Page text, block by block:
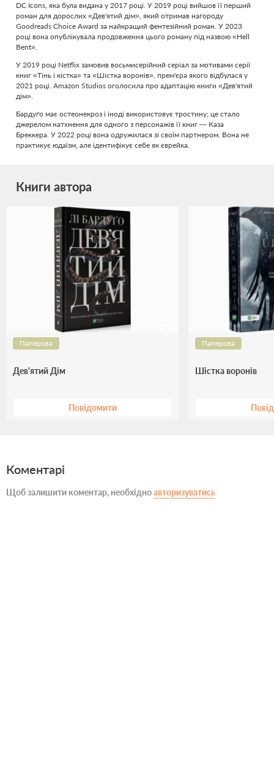
DC Icons, яка була видана у 2017 році. У 2019 році вийшов її перший
роман для дорослих «Дев'ятий дім», який отримав нагороду
Goodreads Choice Award за найкращий фентезійний роман. У 2023
році вона опублікувала продовження цього роману під назвою «Hell
Bent».
У 2019 році Netflix замовив восьмисерійний серіал за мотивами серії
книг «Тінь і кістка» та «Шістка воронів», прем'єра якого відбулася у
2021 році. Amazon Studios оголосила про адаптацію книги «Дев'ятий
дім».
Бардуґо має остеонекроз і іноді використовує тростину; це стало
джерелом натхнення для одного з персонажів її книг — Каза
Бреккера. У 2022 році вона одружилася зі своїм партнером. Вона не
практикує юдаїзм, але ідентифікує себе як єврейка.
Книги автора
Паперова
Дев'ятий Дім
Повідомити
Паперова
Шістка воронів
Коментарі
Щоб залишити коментар, необхідноавторизуватись